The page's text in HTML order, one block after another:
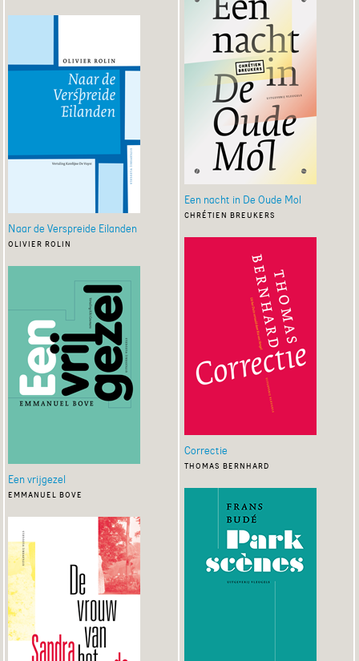
Naar de Verspreide Eilanden
olivier rolin
Een vrijgezel
emmanuel bove
Een nacht in De Oude Mol
chrétien breukers
Correctie
thomas bernhard